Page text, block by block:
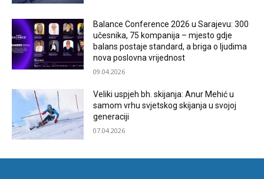
Balance Conference 2026 u Sarajevu: 300
učesnika, 75 kompanija – mjesto gdje
balans postaje standard, a briga o ljudima
nova poslovna vrijednost
09.04.2026
Veliki uspjeh bh. skijanja: Anur Mehić u
samom vrhu svjetskog skijanja u svojoj
generaciji
07.04.2026